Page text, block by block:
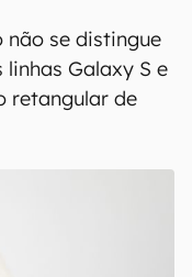
em
o
troca de um